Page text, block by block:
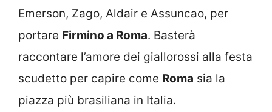
Emerson, Zago, Aldair e Assuncao, per
portare Firmino a Roma. Basterà
raccontare l’amore dei giallorossi alla festa
scudetto per capire come Roma sia la
piazza più brasiliana in Italia.